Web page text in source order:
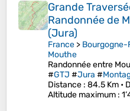
Grande
Randonnée de
(Jura)
France >
Mouthe
Randonnée entre
#GTJ #Jura #
Distance : 84.5 Km •
Altitude maximum :